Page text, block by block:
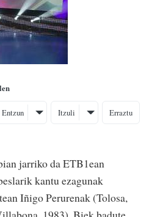
Entzun Itzuli Erraztu
jarriko da ETB1ean
kantu ezagunak
Iñigo Perurenak (Tolosa,